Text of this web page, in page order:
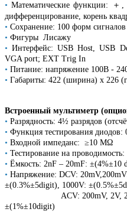
•Математические функции: ＋
дифференцирование, корень
• Сохранение: 100 форм сигналов
• Фигуры Лисажу
•Интерфейс: USB Host, USB
VGA port; EXT Trig In
• Питание: напряжение 100В -
• Габариты: 422 (ширина) х 226
Встроенный мультиметр
• Разрядность: 4½ разрядов
• Функция тестирования диодов:
• Входной импеданс: ≥10 MΩ
• Тестирование на
• Ёмкость: 2nF – 20mF: ±(4%±10
• Напряжение: DCV:
±(0.3%±5digit), 1000V:
ACV: 200mV, 2V, 20V,
±(1%±10digit)